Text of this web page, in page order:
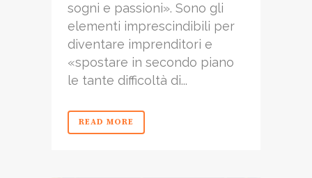
sogni e passioni». Sono gli
elementi imprescindibili per
diventare imprenditori e
«spostare in secondo piano
le tante difficoltà di...
READ MORE